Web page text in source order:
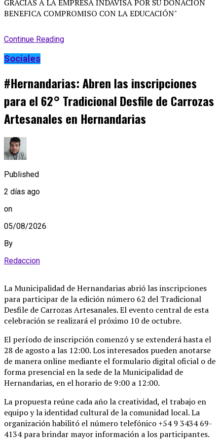
Continue Reading
Sociales
#Hernandarias: Abren las inscripciones
para el 62° Tradicional Desfile de Carrozas
Artesanales en Hernandarias
Published
2 días ago
on
05/08/2026
By
Redaccion
La Municipalidad de Hernandarias abrió las inscripciones
para participar de la edición número 62 del Tradicional
Desfile de Carrozas Artesanales. El evento central de esta
celebración se realizará el próximo 10 de octubre.
El período de inscripción comenzó y se extenderá hasta el
28 de agosto a las 12:00. Los interesados pueden anotarse
de manera online mediante el formulario digital oficial o de
forma presencial en la sede de la Municipalidad de
Hernandarias, en el horario de 9:00 a 12:00.
La propuesta reúne cada año la creatividad, el trabajo en
equipo y la identidad cultural de la comunidad local. La
organización habilitó el número telefónico +54 9 3434 69-
4134 para brindar mayor información a los participantes.